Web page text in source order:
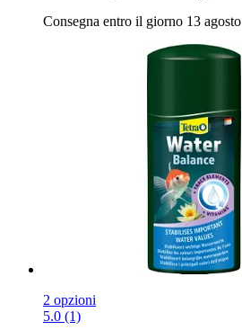
Consegna entro il giorno 13 agosto
2 opzioni
5.0 (1)